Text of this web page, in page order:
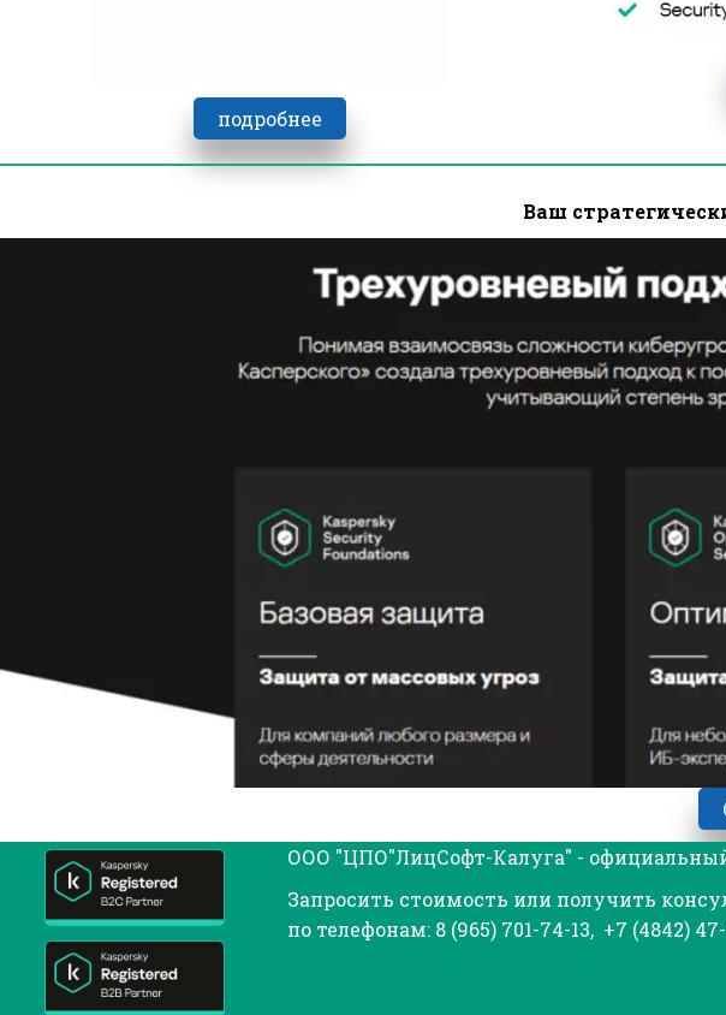
подробнее
Ваш
ООО "ЦПО"ЛицСофт-Калуга" - официальный
Запросить стоимость или получить
по телефонам: 8 (965) 701-74-13,  +7 (4842)